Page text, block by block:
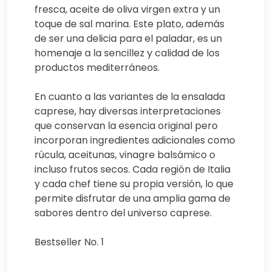
fresca, aceite de oliva virgen extra y un
toque de sal marina. Este plato, además
de ser una delicia para el paladar, es un
homenaje a la sencillez y calidad de los
productos mediterráneos.
En cuanto a las variantes de la ensalada
caprese, hay diversas interpretaciones
que conservan la esencia original pero
incorporan ingredientes adicionales como
rúcula, aceitunas, vinagre balsámico o
incluso frutos secos. Cada región de Italia
y cada chef tiene su propia versión, lo que
permite disfrutar de una amplia gama de
sabores dentro del universo caprese.
Bestseller No. 1